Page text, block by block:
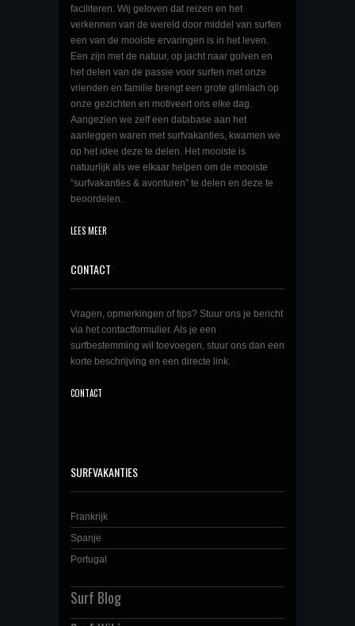
faciliteren. Wij geloven dat reizen en het
verkennen van de wereld door middel van surfen
een van de mooiste ervaringen is in het leven.
Een zijn met de natuur, op jacht naar golven en
het delen van de passie voor surfen met onze
vrienden en familie brengt een grote glimlach op
onze gezichten en motiveert ons elke dag.
Aangezien we zelf een database aan het
aanleggen waren met surfvakanties, kwamen we
op het idee deze te delen. Het mooiste is
natuurlijk als we elkaar helpen om de mooiste
“surfvakanties & avonturen” te delen en deze te
beoordelen.
LEES MEER
CONTACT
Vragen, opmerkingen of tips? Stuur ons je bericht
via het contactformulier. Als je een
surfbestemming wil toevoegen, stuur ons dan een
korte beschrijving en een directe link.
CONTACT
SURFVAKANTIES
Frankrijk
Spanje
Portugal
Surf Blog